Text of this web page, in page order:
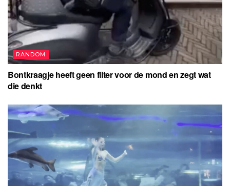
RANDOM
Bontkraagje heeft geen filter voor de mond en zegt wat
die denkt